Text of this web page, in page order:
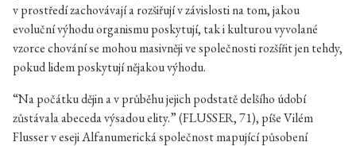
v prostředí zachovávají a rozšiřují v závislosti na tom, jakou
evoluční výhodu organismu poskytují, tak i kulturou vyvolané
vzorce chování se mohou masivněji ve společnosti rozšířit jen tehdy,
pokud lidem poskytují nějakou výhodu.
“Na počátku dějin a v průběhu jejich podstatě delšího údobí
zůstávala abeceda výsadou elity.” (FLUSSER, 71), píše Vilém
Flusser v eseji Alfanumerická společnost mapující působení